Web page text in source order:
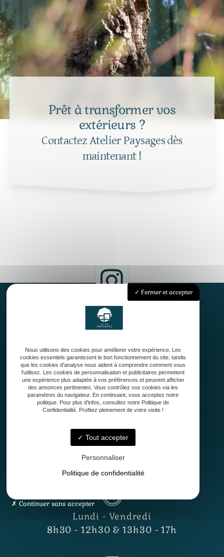
Prêt à transformer vos
extérieurs ?
Contactez Atelier Paysages dès
maintenant !
Accueil
Conception
Création
Entretien de jardin
Contact
33127 Saint-Jean-d'Illac
Lundi - Vendredi
8h30 - 12h30 & 13h30 - 17h
Fermer et accepter
Nous utilisons des cookies pour améliorer votre expérience. Les
cookies essentiels garantissent le bon fonctionnement du site, tandis
que les cookies d'analyse nous aident à comprendre comment vous
l'utilisez. Les cookies de personnalisation et publicitaires permettent
une expérience plus adaptée à vos préférences et peuvent afficher
des annonces pertinentes. Vous contrôlez vos cookies via les
paramètres du navigateur. En continuant, vous acceptez notre
politique. Pour plus d'infos, consultez notre Politique de
Confidentialité. Profitez pleinement de votre visite !
Tout accepter
Personnaliser
Politique de confidentialité
Continuer sans accepter